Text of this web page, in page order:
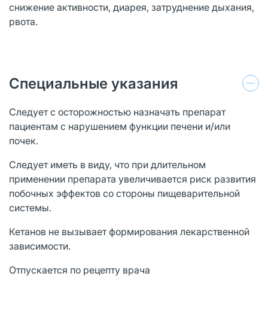
снижение активности, диарея, затруднение дыхания,
рвота.
Специальные указания
Следует с осторожностью назначать препарат
пациентам с нарушением функции печени и/или
почек.
Следует иметь в виду, что при длительном
применении препарата увеличивается риск развития
побочных эффектов со стороны пищеварительной
системы.
Кетанов не вызывает формирования лекарственной
зависимости.
Отпускается по рецепту врача